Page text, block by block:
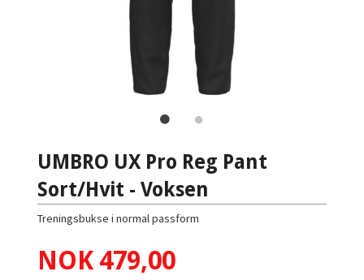
UMBRO UX Pro Reg Pant
Sort/Hvit - Voksen
Treningsbukse i normal passform
Tilbud
NOK 479,00